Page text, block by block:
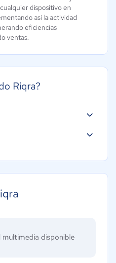
dispositivo en
así la actividad
eficiencias
ventas.
Riqra?
multimedia disponible